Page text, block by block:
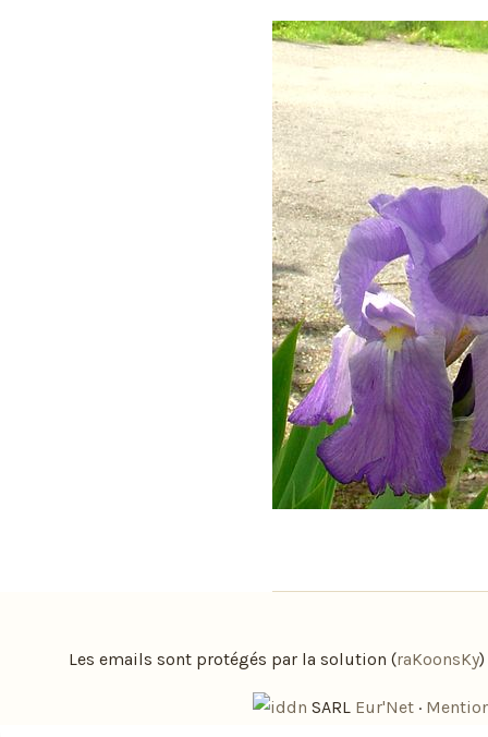
Les emails sont protégés par la solution (raKoonsKy)
SARL Eur'Net ·